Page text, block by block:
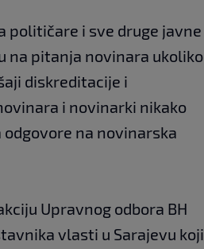
političare i sve druge javne
na pitanja novinara ukoliko
diskreditacije i
i novinarki nikako
na novinarska
Upravnog odbora BH
vlasti u Sarajevu koji